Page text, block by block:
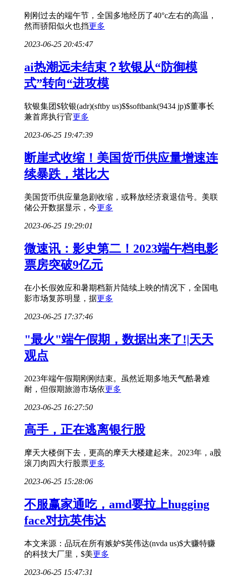
刚刚过去的端午节，全国多地经历了40°c左右的高温，
然而骄阳似火也挡更多
2023-06-25 20:45:47
ai热潮远未结束？软银从“防御模
式”转向“进攻模
软银集团$软银(adr)(sftby us)$$softbank(9434 jp)$董事长
兼首席执行官更多
2023-06-25 19:47:39
断崖式收缩！美国货币供应量增速连
续暴跌，堪比大
美国货币供应量急剧收缩，或释放经济衰退信号。美联
储公开数据显示，今更多
2023-06-25 19:29:01
微速讯：影史第二！2023端午档电影
票房突破9亿元
在小长假效应和暑期档新片陆续上映的情况下，全国电
影市场复苏明显，据更多
2023-06-25 17:37:46
"最火"端午假期，数据出来了!|天天
观点
2023年端午假期刚刚结束。虽然近期多地天气酷暑难
耐，但假期旅游市场依更多
2023-06-25 16:27:50
高手，正在逃离银行股
摩天大楼倒下去，更高的摩天大楼建起来。2023年，a股
滚刀肉四大行股票更多
2023-06-25 15:28:06
不服赢家通吃，amd要拉上hugging
face对抗英伟达
本文来源：品玩在所有嫉妒$英伟达(nvda us)$大赚特赚
的科技大厂里，$美更多
2023-06-25 15:47:31